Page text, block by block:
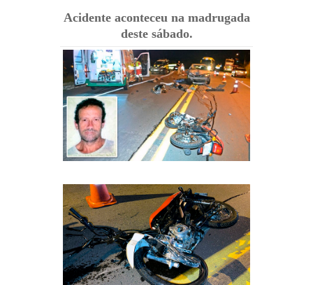
Acidente aconteceu na madrugada
deste sábado.